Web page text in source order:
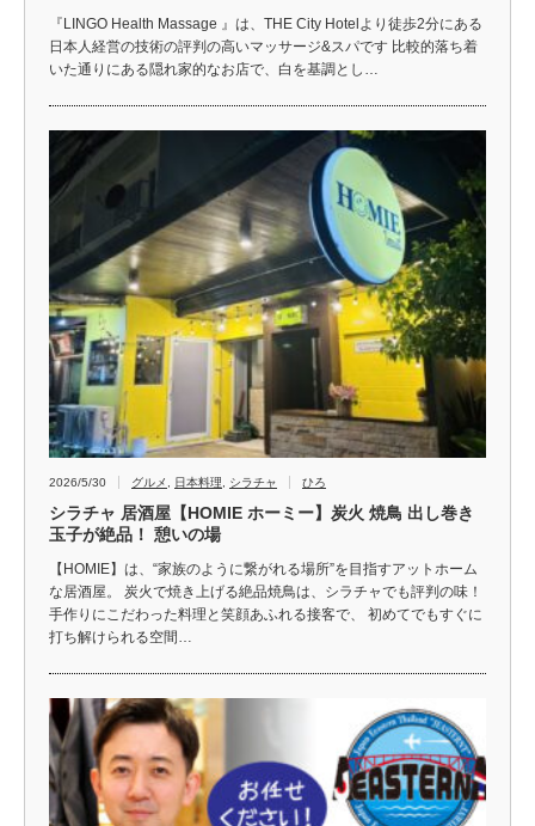
『LINGO Health Massage 』は、THE City Hotelより徒歩2分にある
日本人経営の技術の評判の高いマッサージ&スパです 比較的落ち着
いた通りにある隠れ家的なお店で、白を基調とし…
2026/5/30 グルメ 日本料理 シラチャ ひろ
シラチャ 居酒屋【HOMIE ホーミー】炭火 焼鳥 出し巻き
玉子が絶品！ 憩いの場
【HOMIE】は、“家族のように繋がれる場所”を目指すアットホーム
な居酒屋。 炭火で焼き上げる絶品焼鳥は、シラチャでも評判の味！
手作りにこだわった料理と笑顔あふれる接客で、 初めてでもすぐに
打ち解けられる空間…